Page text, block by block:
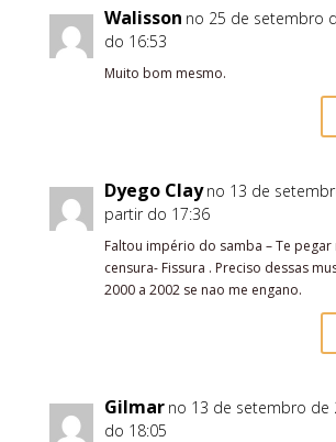
Walisson no 25 de setembro
do 16:53
Muito bom mesmo.
Dyego Clay no 13 de
partir do 17:36
Faltou império do samba – Te pegar
censura- Fissura . Preciso dessas
2000 a 2002 se nao me engano.
Gilmar no 13 de setembro de
do 18:05